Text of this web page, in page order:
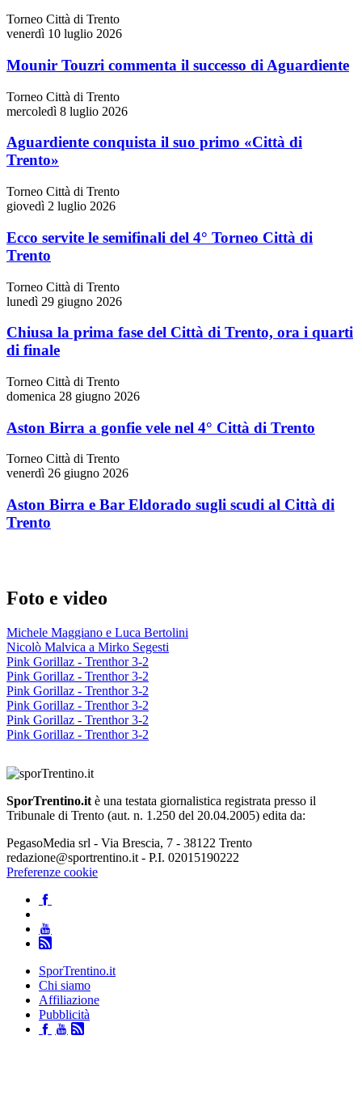
Torneo Città di Trento
venerdì 10 luglio 2026
Mounir Touzri commenta il successo di Aguardiente
Torneo Città di Trento
mercoledì 8 luglio 2026
Aguardiente conquista il suo primo «Città di
Trento»
Torneo Città di Trento
giovedì 2 luglio 2026
Ecco servite le semifinali del 4° Torneo Città di
Trento
Torneo Città di Trento
lunedì 29 giugno 2026
Chiusa la prima fase del Città di Trento, ora i quarti
di finale
Torneo Città di Trento
domenica 28 giugno 2026
Aston Birra a gonfie vele nel 4° Città di Trento
Torneo Città di Trento
venerdì 26 giugno 2026
Aston Birra e Bar Eldorado sugli scudi al Città di
Trento
Foto e video
Michele Maggiano e Luca Bertolini
Nicolò Malvica a Mirko Segesti
Pink Gorillaz - Trenthor 3-2
Pink Gorillaz - Trenthor 3-2
Pink Gorillaz - Trenthor 3-2
Pink Gorillaz - Trenthor 3-2
Pink Gorillaz - Trenthor 3-2
Pink Gorillaz - Trenthor 3-2
SporTrentino.it è una testata giornalistica registrata presso il
Tribunale di Trento (aut. n. 1.250 del 20.04.2005) edita da:
PegasoMedia srl - Via Brescia, 7 - 38122 Trento
redazione@sportrentino.it - P.I. 02015190222
Preferenze cookie
SporTrentino.it
Chi siamo
Affiliazione
Pubblicità